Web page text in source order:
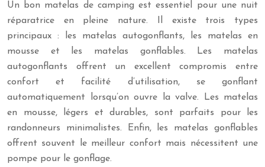
Un bon matelas de camping est essentiel pour une nuit
réparatrice en pleine nature. Il existe trois types
principaux : les matelas autogonflants, les matelas en
mousse et les matelas gonflables. Les matelas
autogonflants offrent un excellent compromis entre
confort et facilité d’utilisation, se gonflant
automatiquement lorsqu’on ouvre la valve. Les matelas
en mousse, légers et durables, sont parfaits pour les
randonneurs minimalistes. Enfin, les matelas gonflables
offrent souvent le meilleur confort mais nécessitent une
pompe pour le gonflage.